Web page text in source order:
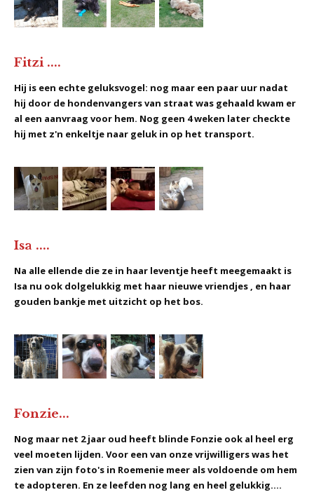
Fitzi ....
Hij is een echte geluksvogel: nog maar een paar uur nadat
hij door de hondenvangers van straat was gehaald kwam er
al een aanvraag voor hem. Nog geen 4 weken later checkte
hij met z'n enkeltje naar geluk in op het transport.
Isa ....
Na alle ellende die ze in haar leventje heeft meegemaakt is
Isa nu ook dolgelukkig met haar nieuwe vriendjes , en haar
gouden bankje met uitzicht op het bos.
Fonzie...
Nog maar net 2 jaar oud heeft blinde Fonzie ook al heel erg
veel moeten lijden. Voor een van onze vrijwilligers was het
zien van zijn foto's in Roemenie meer als voldoende om hem
te adopteren. En ze leefden nog lang en heel gelukkig....